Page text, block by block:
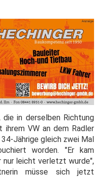
in derselben Richtung
ihrem VW an dem Radler
Jährige gleich zwei Mal
worden. "Er kam
nur leicht verletzt wurde",
müsse sich jetzt